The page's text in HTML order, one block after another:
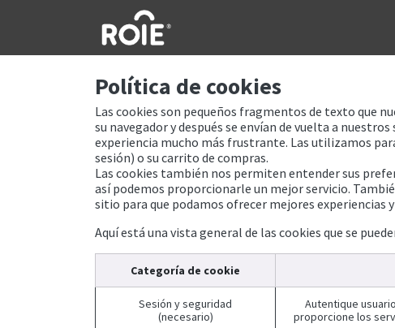
Política de cookies
Las cookies son pequeños fragmentos de texto que
su navegador y después se envían de vuelta a
experiencia mucho más frustrante. Las utilizamos
sesión) o su carrito de compras.
Las cookies también nos permiten entender sus
así podemos proporcionarle un mejor servicio.
sitio para que podamos ofrecer mejores experiencias
Aquí está una vista general de las cookies que se
Categoría de cookie
Sesión y seguridad
(necesario)
Autentique
proporcione los